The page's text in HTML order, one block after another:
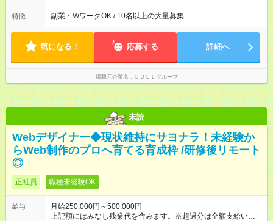
上アップした社員も。 エンジニアへの還元率は業界高水準の
87％。 スキルを磨いた分だけ、収入アップも目指せる環境で
す！ 【試用期間】試用期間あり 試用期間の長さ：6ヶ月 ※ 雇用
形態と給与に、本採用時と異なる部分があります。 雇用形態：
中途採用（契約社員） 給与：月給 230,000円以上 上記額にはみ
なし残業代を含みます。※超過分は全額支給いたします。 みな
別途支給いたします ※研修期間中（最大12ヶ月間）も、試用期
間は異なります 【シフト例】 ・10時00分～19時00分 ・9時00
分～18時00分 平均残業時間：月10時間以内
特徴 副業・WワークOK / 10名以上の大量募集
気になる！ 応募する 詳細へ
掲載元企業名 ＬＵＬＬグループ
未読
Webデザイナー◆現状維持にサヨナラ！未経験か
らWeb制作のプロへ育てる育成枠 /研修後リモート
◎
正社員 職種未経験OK
給与
月給250,000円～500,000円
上記額にはみなし残業代を含みます。※超過分は全額支給いたし